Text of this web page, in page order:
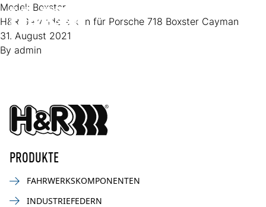
Zum Inhalt springen
Model: Boxster
H&R Gewindefedern für Porsche 718 Boxster Cayman
31. August 2021
By admin
PRODUKTE
FAHRWERKSKOMPONENTEN
INDUSTRIEFEDERN